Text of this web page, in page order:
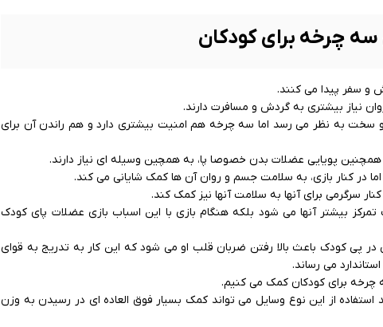
سه چرخه برای کودکان
و سفر پیدا می کنند.
نیاز بیشتری به گردش و مسافرت دارند.
و سخت به نظر می رسد اما سه چرخه هم امنیت بیشتری دارد و هم راندن آن برای
در کنار بازی، به سلامت جسم و روان آن ها کمک شایانی می کند.
سرگرمی برای آنها به سلامت آنها نیز کمک کند.
بیشتر آنها می شود بلکه هنگام بازی با این اسباب بازی عضلات پای کودک
پی کودک باعث بالا رفتن ضربان قلب او می شود که این کار به تدریج به قوای
می رساند.
چرخه برای کودکان کمک می کنیم.
از این نوع وسایل می تواند کمک بسیار فوق العاده ای در رسیدن به وزن